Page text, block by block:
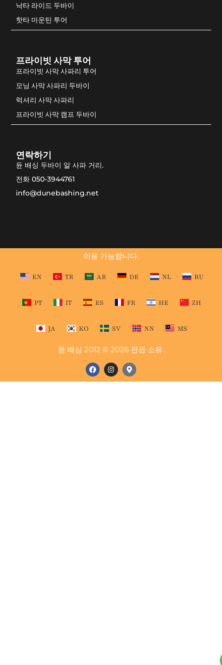
낙타 라이드 두바이
핫타 마운틴 투어
프라이빗 사막 투어
프라이빗 사막 사파리 투어
모닝 사막 사파리 두바이
럭셔리 사막 사파리
프라이빗 사막 캠프 두바이
연락하기
듄 배싱 두바이 알 사파 거리.
전화 050-3944761
info@dunebashing.net
이용 가능합니다:
EN TR AR DE NL RU
PT IT ES FR HE ZH
JA KO SV NN MS
듄 배싱 2012 © 2026 판권 소유.